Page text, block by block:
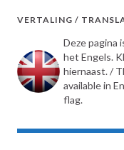
VERTALING /
Deze pagina
het Engels.
hiernaast. /
available in
flag.